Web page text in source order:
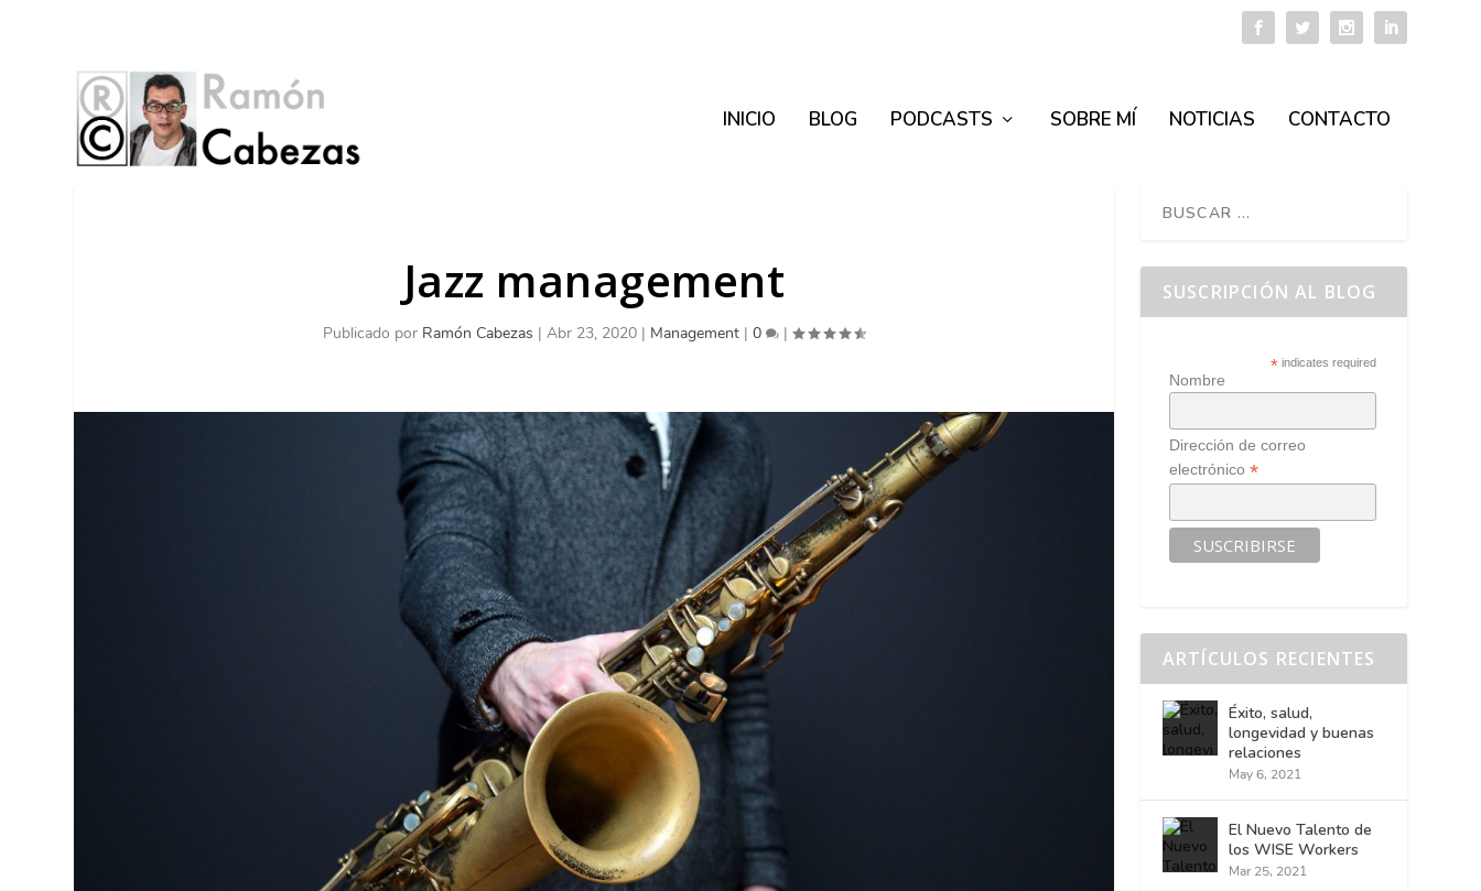
INICIO BLOG PODCASTS SOBRE MÍ NOTICIAS CONTACTO
Jazz management
Publicado por Ramón Cabezas | Abr 23, 2020| Management| 0 |
SUSCRIPCIÓN AL BLOG
*indicates required
Nombre
Dirección de correo
electrónico *
ARTÍCULOS RECIENTES
Éxito, salud,
longevidad y buenas
relaciones
May 6, 2021
El Nuevo Talento de
los WISE Workers
Mar 25, 2021